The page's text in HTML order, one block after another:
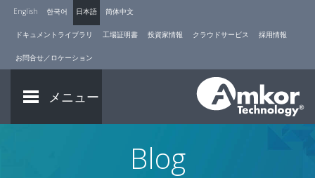
English 한국어 日本語 简体中文
ドキュメントライブラリ 工場証明書 投資家情報 クラウドサービス 採用情報
お問合せ／ロケーション
メニュー
Blog